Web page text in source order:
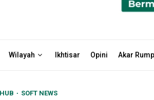
Wilayah Ikhtisar Opini Akar
SOFT NEWS